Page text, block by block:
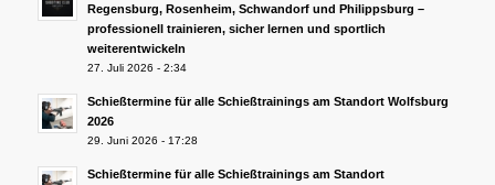
Regensburg, Rosenheim, Schwandorf und Philippsburg –
professionell trainieren, sicher lernen und sportlich
weiterentwickeln
27. Juli 2026 - 2:34
Schießtermine für alle Schießtrainings am Standort Wolfsburg
2026
29. Juni 2026 - 17:28
Schießtermine für alle Schießtrainings am Standort